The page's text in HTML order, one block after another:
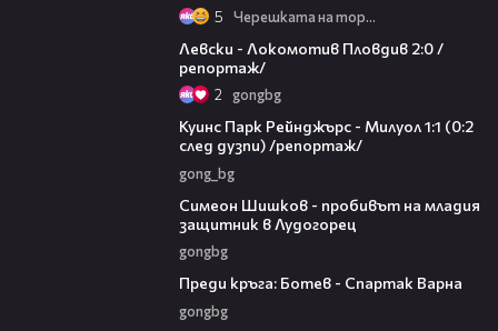
5 Черешката на тортата
Левски - Локомотив Пловдив 2:0 /
репортаж/
2 gongbg
Куинс Парк Рейнджърс - Милуол 1:1 (0:2
след дузпи) /репортаж/
gong_bg
Симеон Шишков - пробивът на младия
защитник в Лудогорец
gongbg
Преди кръга: Ботев - Спартак Варна
gongbg